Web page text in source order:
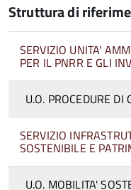
Struttura di
SERVIZIO UNITA'
PER IL PNRR E GLI
U.O. PROCEDURE DI
SERVIZIO
SOSTENIBILE E
U.O. MOBILITA'